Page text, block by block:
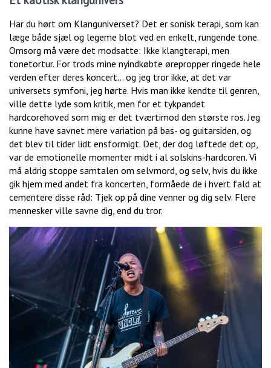
Har du hørt om Klanguniverset? Det er sonisk terapi, som kan
læge både sjæl og legeme blot ved en enkelt, rungende tone.
Omsorg må være det modsatte: Ikke klangterapi, men
tonetortur. For trods mine nyindkøbte ørepropper ringede hele
verden efter deres koncert… og jeg tror ikke, at det var
universets symfoni, jeg hørte. Hvis man ikke kendte til genren,
ville dette lyde som kritik, men for et tykpandet
hardcorehoved som mig er det tværtimod den største ros. Jeg
kunne have savnet mere variation på bas- og guitarsiden, og
det blev til tider lidt ensformigt. Det, der dog løftede det op,
var de emotionelle momenter midt i al solskins-hardcoren. Vi
må aldrig stoppe samtalen om selvmord, og selv, hvis du ikke
gik hjem med andet fra koncerten, formåede de i hvert fald at
cementere disse råd: Tjek op på dine venner og dig selv. Flere
mennesker ville savne dig, end du tror.